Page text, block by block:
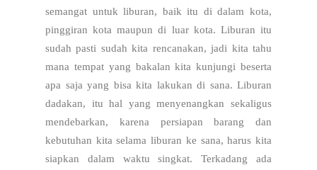
semangat untuk liburan, baik itu di dalam kota,
pinggiran kota maupun di luar kota. Liburan itu
sudah pasti sudah kita rencanakan, jadi kita tahu
mana tempat yang bakalan kita kunjungi beserta
apa saja yang bisa kita lakukan di sana. Liburan
dadakan, itu hal yang menyenangkan sekaligus
mendebarkan, karena persiapan barang dan
kebutuhan kita selama liburan ke sana, harus kita
siapkan dalam waktu singkat. Terkadang ada